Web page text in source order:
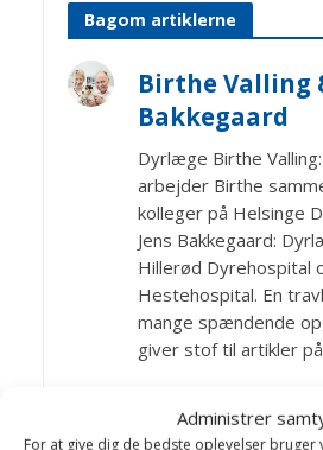
Administrer
For at give dig de bedste oplevelser
Bagom artiklerne
Birthe Valling
Bakkegaard
Dyrlæge Birthe
arbejder Birthe
kolleger på Helsinge
Jens Bakkegaard:
Hillerød Dyrehospital
Hestehospital. En
mange spændende
giver stof til artikler
Artikler Hunde sygdomme